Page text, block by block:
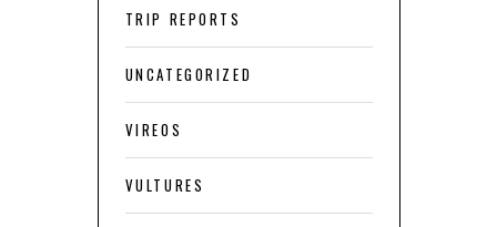
TRIP REPORTS
UNCATEGORIZED
VIREOS
VULTURES